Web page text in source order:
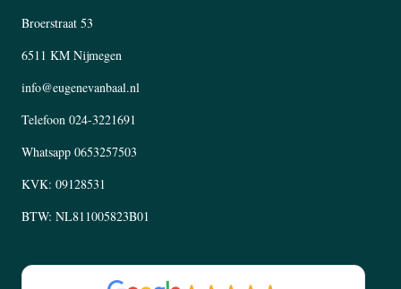
Broerstraat 53
6511 KM Nijmegen
info@eugenevanbaal.nl
Telefoon 024-3221691
Whatsapp 0653257503
KVK: 09128531
BTW: NL811005823B01